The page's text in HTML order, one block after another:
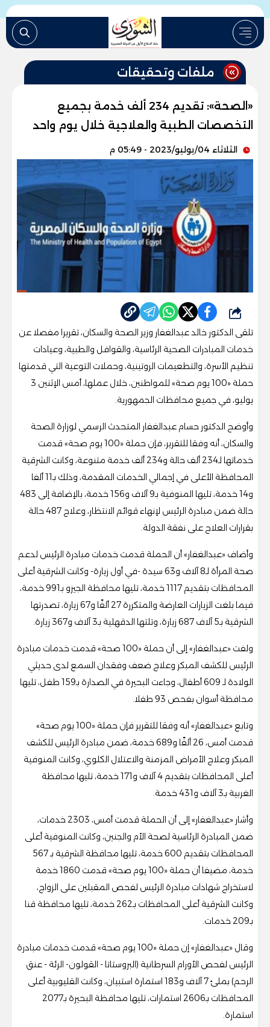
ملفات وتحقيقات
«الصحة»: تقديم 234 ألف خدمة بجميع
التخصصات الطبية والعلاجية خلال يوم واحد
الثلاثاء 04/يوليو/2023 - 05:49 م
شارك
تلقى الدكتور خالد عبدالغفار وزير الصحة والسكان، تقريرا مفصلا عن
خدمات المبادرات الصحية الرئاسية، والقوافل والطبية، وعيادات
تنظيم الأسرة، والتطعيمات الروتينية، وحملات التوعية التي قدمتها
حملة «100 يوم صحة» للمواطنين، خلال عملها، أمس الإثنين 3
يوليو، في جميع محافظات الجمهورية.
وأوضح الدكتور حسام عبدالغفار المتحدث الرسمي لوزارة الصحة
والسكان، أنه وفقا للتقرير، فإن حملة «100 يوم صحة» قدمت
خدماتها لـ234 ألف حالة و234 ألف خدمة متنوعة، وكانت الشرقية
المحافظة الأعلى في إجمالي الخدمات المقدمة، وذلك بـ11 ألفا
و14 خدمة، تليها المنوفية بـ9 آلاف و156 خدمة، بالإضافة إلى 483
حالة ضمن مبادرة الرئيس لإنهاء قوائم الانتظار، وعلاج 487 حالة
بقرارات العلاج على نفقة الدولة.
وأضاف «عبدالغفار» أن الحملة قدمت خدمات مبادرة الرئيس لدعم
صحة المرأة لـ8 آلاف و63 سيدة -في أول زيارة- وكانت الشرقية أعلى
المحافظات بتقديم 1117 خدمة، تليها محافظة الجيزو بـ991 خدمة،
فيما بلغت الزيارات العارضة والمتكررة 27 ألفًا و67 زيارة، تصدرتها
الشرقية بـ5 آلاف 687 زيارة، وتلتها الدقهلية بـ3 آلاف و367 زيارة.
ولفت «عبدالغفار» إلى أن حملة «100 صحة» قدمت خدمات مبادرة
الرئيس للكشف المبكر وعلاج ضعف وفقدان السمع لدى حديثي
الولادة لـ 609 أطفال، وجاءت البحيرة في الصدارة بـ159 طفل، تليها
محافظة أسوان بفحص 93 طفلا.
وتابع «عبدالغفار» أنه وفقا للتقرير فإن حملة «100 يوم صحة»
قدمت أمس، 26 ألفًا و689 خدمة، ضمن مبادرة الرئيس للكشف
المبكر وعلاج الأمراض المزمنة والاعتلال الكلوي، وكانت المنوفية
أعلى المحافظات بتقديم 4 آلاف و171 خدمة، تليها محافظة
الغربية بـ3 آلاف و431 خدمة.
وأشار «عبدالغفار» إلى أن الحملة قدمت أمس، 2303 خدمات،
ضمن المبادرة الرئاسية لصحة الأم والجنين، وكانت المنوفية أعلى
المحافظات بتقديم 600 خدمة، تليها محافظة الشرقية بـ 567
خدمة، مضيفا أن حملة «100 يوم صحة» قدمت 1860 خدمة
لاستخراج شهادات مبادرة الرئيس لفحص المقبلين على الزواج،
وكانت الشرقية أعلى المحافظات بـ262 خدمة، تليها محافظة قنا
بـ209 خدمات.
وقال «عبدالغفار» إن حملة «100 يوم صحة» قدمت خدمات مبادرة
الرئيس لفحص الأورام السرطانية (البروستاتا - القولون- الرئة - عنق
الرحم) بملئ 7 آلاف و183 استمارة استبيان، وكانت القليوبية أعلى
المحافظات بـ2606 استمارات، تليها محافظة البحيرة بـ2077
استمارة.